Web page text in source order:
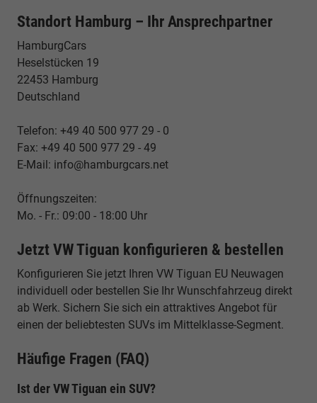
Standort Hamburg – Ihr Ansprechpartner
HamburgCars
Heselstücken 19
22453 Hamburg
Deutschland
Telefon: +49 40 500 977 29 - 0
Fax: +49 40 500 977 29 - 49
E-Mail: info@hamburgcars.net
Öffnungszeiten:
Mo. - Fr.: 09:00 - 18:00 Uhr
Jetzt VW Tiguan konfigurieren & bestellen
Konfigurieren Sie jetzt Ihren VW Tiguan EU Neuwagen
individuell oder bestellen Sie Ihr Wunschfahrzeug direkt
ab Werk. Sichern Sie sich ein attraktives Angebot für
einen der beliebtesten SUVs im Mittelklasse-Segment.
Häufige Fragen (FAQ)
Ist der VW Tiguan ein SUV?